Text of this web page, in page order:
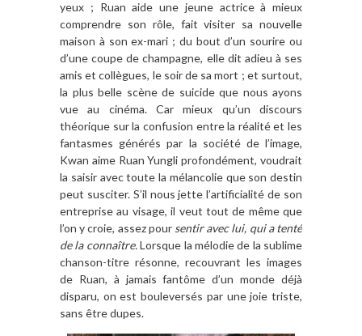
yeux ; Ruan aide une jeune actrice à mieux
comprendre son rôle, fait visiter sa nouvelle
maison à son ex-mari ; du bout d’un sourire ou
d’une coupe de champagne, elle dit adieu à ses
amis et collègues, le soir de sa mort ; et surtout,
la plus belle scène de suicide que nous ayons
vue au cinéma. Car mieux qu’un discours
théorique sur la confusion entre la réalité et les
fantasmes générés par la société de l’image,
Kwan aime Ruan Yungli profondément, voudrait
la saisir avec toute la mélancolie que son destin
peut susciter. S’il nous jette l’artificialité de son
entreprise au visage, il veut tout de même que
l’on y croie, assez pour sentir avec lui, qui a tenté
de la connaître.Lorsque la mélodie de la sublime
chanson-titre résonne, recouvrant les images
de Ruan, à jamais fantôme d’un monde déjà
disparu, on est bouleversés par une joie triste,
sans être dupes.